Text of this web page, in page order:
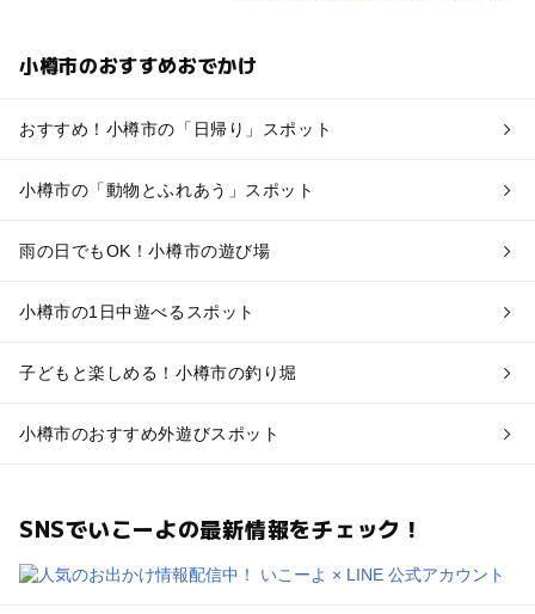
小樽市のおすすめおでかけ
おすすめ！小樽市の「日帰り」スポット
小樽市の「動物とふれあう」スポット
雨の日でもOK！小樽市の遊び場
小樽市の1日中遊べるスポット
子どもと楽しめる！小樽市の釣り堀
小樽市のおすすめ外遊びスポット
SNSでいこーよの最新情報をチェック！